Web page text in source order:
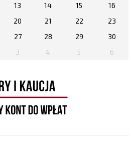
13 14 15
16
20 21 22
23
27 28 29
30
3 4 5 6